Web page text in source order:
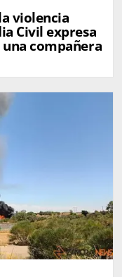
violencia
Civil expresa
compañera